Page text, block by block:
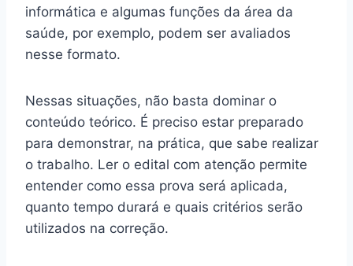
informática e algumas funções da área da
saúde, por exemplo, podem ser avaliados
nesse formato.
Nessas situações, não basta dominar o
conteúdo teórico. É preciso estar preparado
para demonstrar, na prática, que sabe realizar
o trabalho. Ler o edital com atenção permite
entender como essa prova será aplicada,
quanto tempo durará e quais critérios serão
utilizados na correção.